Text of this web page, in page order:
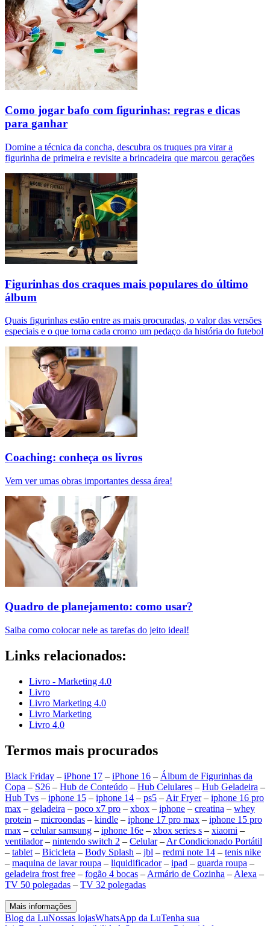
Como jogar bafo com figurinhas: regras e dicas
para ganhar
Domine a técnica da concha, descubra os truques pra virar a
figurinha de primeira e revisite a brincadeira que marcou gerações
Figurinhas dos craques mais populares do último
álbum
Quais figurinhas estão entre as mais procuradas, o valor das versões
especiais e o que torna cada cromo um pedaço da história do futebol
Coaching: conheça os livros
Vem ver umas obras importantes dessa área!
Quadro de planejamento: como usar?
Saiba como colocar nele as tarefas do jeito ideal!
Links relacionados:
Livro - Marketing 4.0
Livro
Livro Marketing 4.0
Livro Marketing
Livro 4.0
Termos mais procurados
Black Friday – iPhone 17 – iPhone 16 – Álbum de Figurinhas da
Copa – S26 – Hub de Conteúdo – Hub Celulares – Hub Geladeira –
Hub Tvs – iphone 15 – iphone 14 – ps5 – Air Fryer– iphone 16 pro
max – geladeira – poco x7 pro – xbox – iphone – creatina – whey
protein – microondas – kindle – iphone 17 pro max – iphone 15 pro
max – celular samsung – iphone 16e – xbox series s – xiaomi –
ventilador– nintendo switch 2 – Celular– Ar Condicionado Portátil
– tablet – Bicicleta – Body Splash – jbl – redmi note 14 – tenis nike
– maquina de lavar roupa – liquidificador– ipad – guarda roupa –
geladeira frost free – fogão 4 bocas – Armário de Cozinha – Alexa –
TV 50 polegadas – TV 32 polegadas
Mais informações
Blog da LuNossas lojasWhatsApp da LuTenha sua